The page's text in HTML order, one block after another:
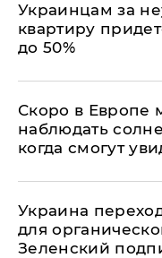
Украинцам за
квартиру
до 50%
Скоро в Европе
наблюдать
когда смогут
Украина
для
Зеленский